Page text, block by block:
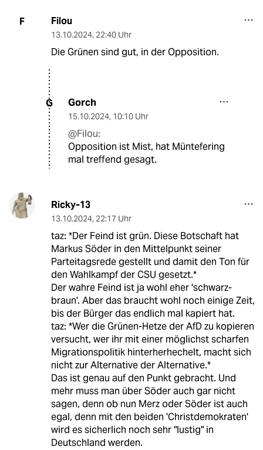
F Filou
13.10.2024, 22:40 Uhr
Die Grünen sind gut, in der Opposition.
G Gorch
15.10.2024, 10:10 Uhr
@Filou:
Opposition ist Mist, hat Müntefering
mal treffend gesagt.
Ricky-13
13.10.2024, 22:17 Uhr
taz: *Der Feind ist grün. Diese Botschaft hat
Markus Söder in den Mittelpunkt seiner
Parteitagsrede gestellt und damit den Ton für
den Wahlkampf der CSU gesetzt.*
Der wahre Feind ist ja wohl eher 'schwarz-
braun'. Aber das braucht wohl noch einige Zeit,
bis der Bürger das endlich mal kapiert hat.
taz: *Wer die Grünen-Hetze der AfD zu kopieren
versucht, wer ihr mit einer möglichst scharfen
Migrationspolitik hinterherhechelt, macht sich
nicht zur Alternative der Alternative.*
Das ist genau auf den Punkt gebracht. Und
mehr muss man über Söder auch gar nicht
sagen, denn ob nun Merz oder Söder ist auch
egal, denn mit den beiden 'Christdemokraten'
wird es sicherlich noch sehr "lustig" in
Deutschland werden.